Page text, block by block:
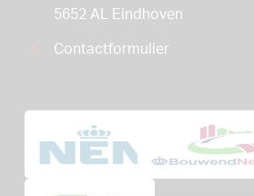
5652 AL Eindhoven
Contactformulier